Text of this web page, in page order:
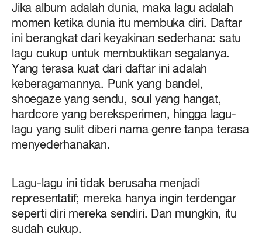
Jika album adalah dunia, maka lagu adalah
momen ketika dunia itu membuka diri. Daftar
ini berangkat dari keyakinan sederhana: satu
lagu cukup untuk membuktikan segalanya.
Yang terasa kuat dari daftar ini adalah
keberagamannya. Punk yang bandel,
shoegaze yang sendu, soul yang hangat,
hardcore yang bereksperimen, hingga lagu-
lagu yang sulit diberi nama genre tanpa terasa
menyederhanakan.
Lagu-lagu ini tidak berusaha menjadi
representatif; mereka hanya ingin terdengar
seperti diri mereka sendiri. Dan mungkin, itu
sudah cukup.